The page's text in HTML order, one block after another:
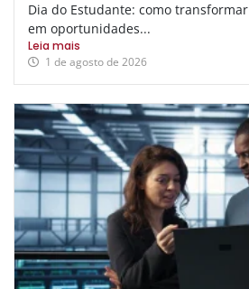
Dia do Estudante: como
em oportunidades...
Leia mais
1 de agosto de 2026